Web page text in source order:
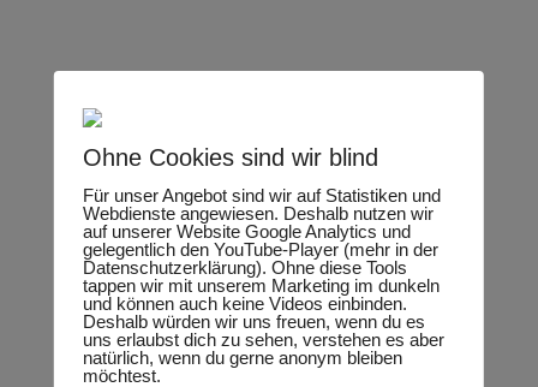
Ohne Cookies sind wir blind
Für unser Angebot sind wir auf Statistiken und
Webdienste angewiesen. Deshalb nutzen wir
auf unserer Website Google Analytics und
gelegentlich den YouTube-Player (mehr in der
Datenschutzerklärung). Ohne diese Tools
tappen wir mit unserem Marketing im dunkeln
und können auch keine Videos einbinden.
Deshalb würden wir uns freuen, wenn du es
uns erlaubst dich zu sehen, verstehen es aber
natürlich, wenn du gerne anonym bleiben
möchtest.